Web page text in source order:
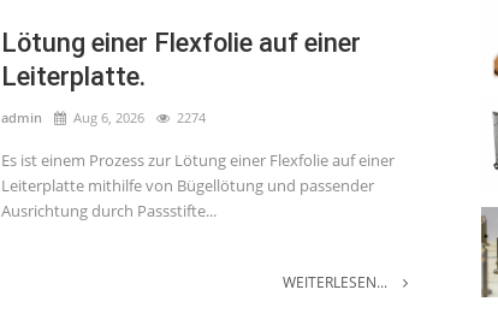
Lötung einer Flexfolie auf einer
Leiterplatte.
admin Aug 6, 2026 2274
Es ist einem Prozess zur Lötung einer Flexfolie auf einer
Leiterplatte mithilfe von Bügellötung und passender
Ausrichtung durch Passstifte...
WEITERLESEN...